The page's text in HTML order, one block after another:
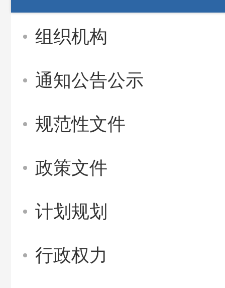
组织机构
通知公告公示
规范性文件
政策文件
计划规划
行政权力